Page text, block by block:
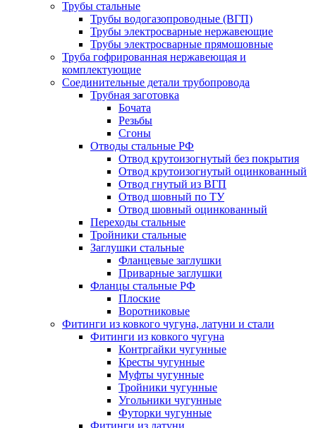
Трубы стальные
Трубы водогазопроводные (ВГП)
Трубы электросварные нержавеющие
Трубы электросварные прямошовные
Труба гофрированная нержавеющая и
комплектующие
Соединительные детали трубопровода
Трубная заготовка
Бочата
Резьбы
Сгоны
Отводы стальные РФ
Отвод крутоизогнутый без покрытия
Отвод крутоизогнутый оцинкованный
Отвод гнутый из ВГП
Отвод шовный по ТУ
Отвод шовный оцинкованный
Переходы стальные
Тройники стальные
Заглушки стальные
Фланцевые заглушки
Приварные заглушки
Фланцы стальные РФ
Плоские
Воротниковые
Фитинги из ковкого чугуна, латуни и стали
Фитинги из ковкого чугуна
Контргайки чугунные
Кресты чугунные
Муфты чугунные
Тройники чугунные
Угольники чугунные
Футорки чугунные
Фитинги из латуни